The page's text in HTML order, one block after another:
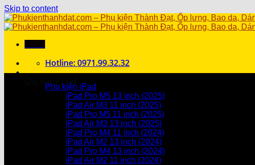
Skip to content
Hotline: 0971.99.32.32
Giỏ hàng / 0₫
Chưa có sản phẩm trong giỏ hàng.
Chưa có sản phẩm trong giỏ hàng.
Phụ kiện iPad
iPad Pro M5 13 inch (2025)
iPad Air M3 11 inch (2025)
iPad Pro M5 11 inch (2025)
iPad Air M3 13 inch (2025)
iPad Pro M4 11 inch (2024)
iPad Air M2 13 inch (2024)
iPad Pro M4 13 inch (2024)
iPad Air M2 11 inch (2024)